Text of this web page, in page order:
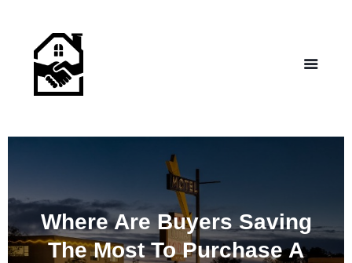
Where Are Buyers Saving
The Most To Purchase A
– Helping those in need find affordable housing
About Us
Contact Us